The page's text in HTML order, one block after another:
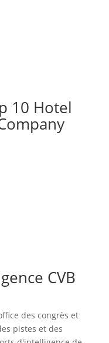
10 Hotel
CVB
des congrès et
pistes et des